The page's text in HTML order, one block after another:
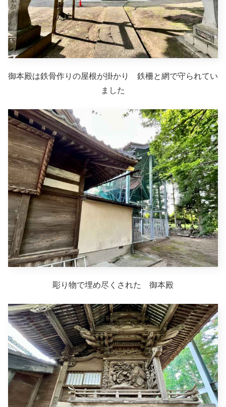
御本殿は鉄骨作りの屋根が掛かり 鉄柵と網で守られてい
ました
彫り物で埋め尽くされた 御本殿